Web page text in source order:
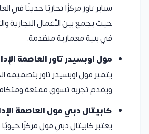
سباير تاور مركزًا تجاريًا حديثًا في
حيث يجمع بين الأعمال التجارية
في بنية معمارية متقدمة.
مول اوبسيدر تاور العاصمة
يتميز مول اوبسيدر تاور بتصميمه
ويقدم تجربة تسوق ممتعة
كابيتال دبي مول العاصمة
يعتبر كابيتال دبي مول مركزًا